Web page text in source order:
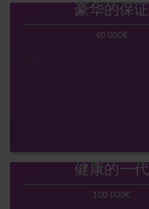
豪华的保证
40 000€
健康的一代
100 000€